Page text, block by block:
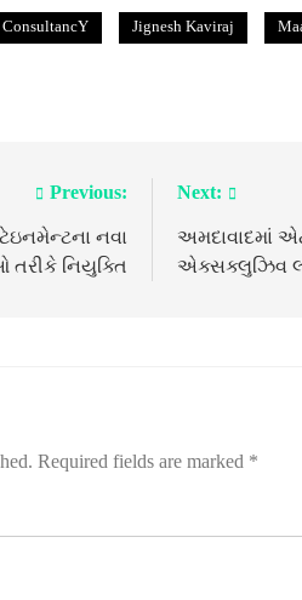
Jignesh Kaviraj
Previous:
નવા
નિયુક્તિ
Next:
અમદાવાદમાં
એક્સક્લુઝિવ
Required fields are marked *